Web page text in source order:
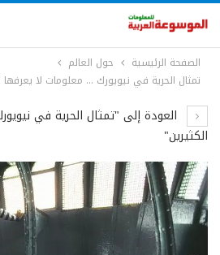
الصفحة الرئيسية
حول العالم
تمثال الحرية في نيويورك … معلومات لا يعرفها
العودة إلى "تمثال الحرية في
الكثيرين"